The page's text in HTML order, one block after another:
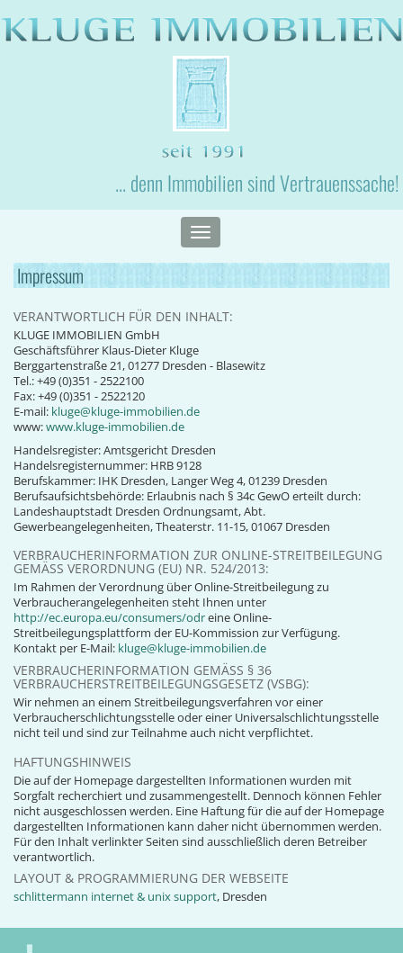
... denn Immobilien sind Vertrauenssache!
Toggle
navigation
Impressum
VERANTWORTLICH FÜR DEN INHALT:
KLUGE IMMOBILIEN GmbH
Geschäftsführer Klaus-Dieter Kluge
Berggartenstraße 21, 01277 Dresden - Blasewitz
Tel.: +49 (0)351 - 2522100
Fax: +49 (0)351 - 2522120
E-mail: kluge@kluge-immobilien.de
www:www.kluge-immobilien.de
Handelsregister: Amtsgericht Dresden
Handelsregisternummer: HRB 9128
Berufskammer: IHK Dresden, Langer Weg 4, 01239 Dresden
Berufsaufsichtsbehörde: Erlaubnis nach § 34c GewO erteilt durch:
Landeshauptstadt Dresden Ordnungsamt, Abt.
Gewerbeangelegenheiten, Theaterstr. 11-15, 01067 Dresden
VERBRAUCHERINFORMATION ZUR ONLINE-STREITBEILEGUNG
GEMÄSS VERORDNUNG (EU) NR. 524/2013:
Im Rahmen der Verordnung über Online-Streitbeilegung zu
Verbraucherangelegenheiten steht Ihnen unter
http://ec.europa.eu/consumers/odreine Online-
Streitbeilegungsplattform der EU-Kommission zur Verfügung.
Kontakt per E-Mail: kluge@kluge-immobilien.de
VERBRAUCHERINFORMATION GEMÄSS § 36 V
ERBRAUCHERSTREITBEILEGUNGSGESETZ (VSBG):
Wir nehmen an einem Streitbeilegungsverfahren vor einer
Verbraucherschlichtungsstelle oder einer Universalschlichtungsstelle
nicht teil und sind zur Teilnahme auch nicht verpflichtet.
HAFTUNGSHINWEIS
Die auf der Homepage dargestellten Informationen wurden mit
Sorgfalt recherchiert und zusammengestellt. Dennoch können Fehler
nicht ausgeschlossen werden. Eine Haftung für die auf der Homepage
dargestellten Informationen kann daher nicht übernommen werden.
Für den Inhalt verlinkter Seiten sind ausschließlich deren Betreiber
verantwortlich.
LAYOUT & PROGRAMMIERUNG DER WEBSEITE
schlittermann internet & unix support, Dresden